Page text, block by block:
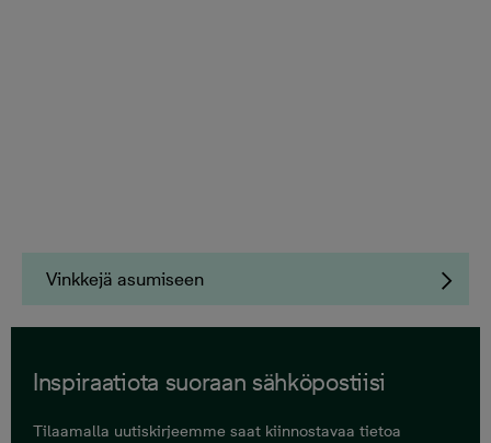
Vinkkejä asumiseen
Inspiraatiota suoraan sähköpostiisi
Tilaamalla uutiskirjeemme saat kiinnostavaa tietoa